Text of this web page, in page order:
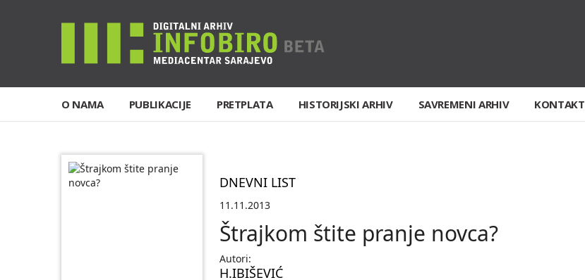
O NAMA PUBLIKACIJE PRETPLATA HISTORIJSKI ARHIV SAVREMENI ARHIV KONTAKT
DNEVNI LIST
11.11.2013
Štrajkom štite pranje novca?
Autori:
H.IBIŠEVIĆ